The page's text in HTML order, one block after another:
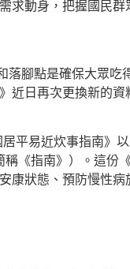
求動身，把握國民
腳點是確保大眾吃
近日再次更換新的資
易近炊事指南》以
《指南》）。這份
康狀態、預防慢性病